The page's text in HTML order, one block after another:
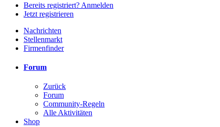
Bereits registriert? Anmelden
Jetzt registrieren
Nachrichten
Stellenmarkt
Firmenfinder
Forum
Zurück
Forum
Community-Regeln
Alle Aktivitäten
Shop